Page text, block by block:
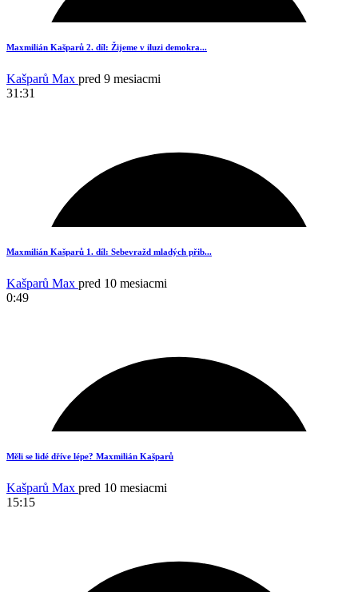
17
17
Maxmilián Kašparů 2. díl: Žijeme v iluzi demokra...
Kašparů Max pred 9 mesiacmi
31:31
19
Maxmilián Kašparů 1. díl: Sebevražd mladých přib...
Kašparů Max pred 10 mesiacmi
0:49
Měli se lidé dříve lépe? Maxmilián Kašparů
Kašparů Max pred 10 mesiacmi
15:15